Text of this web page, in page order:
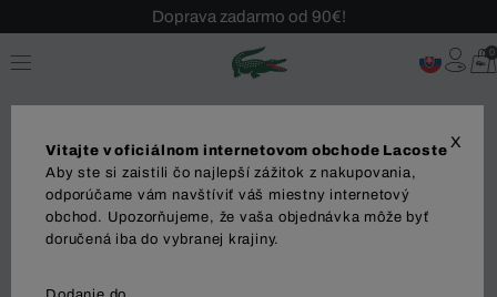
Doprava zadarmo od 90€!
Sezónny výpredaj až -40 %!
Bezplatné vrátenie!
0
ŽENY
X
Vitajte v oficiálnom internetovom obchode Lacoste
Aby ste si zaistili čo najlepší zážitok z nakupovania,
odporúčame vám navštíviť váš miestny internetový
obchod. Upozorňujeme, že vaša objednávka môže byť
doručená iba do vybranej krajiny.